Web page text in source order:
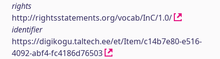
rights
http://rightsstatements.org/vocab/InC/1.0/
identifier
https://digikogu.taltech.ee/et/Item/c14b7e80-e516-
4092-abf4-fc4186d76503